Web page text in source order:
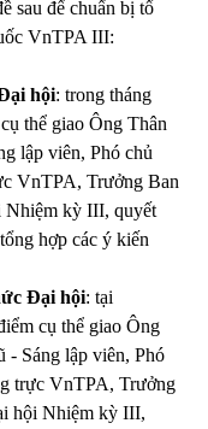
sau để chuẩn bị tổ
VnTPA III:
hội: trong tháng
thể giao Ông Thân
lập viên, Phó chủ
VnTPA, Trưởng Ban
kỳ III, quyết
hợp các ý kiến
Đại hội: tại
cụ thể giao Ông
- Sáng lập viên, Phó
trực VnTPA, Trưởng
hội Nhiệm kỳ III,